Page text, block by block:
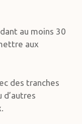
au moins 30
aux
des tranches
d’autres